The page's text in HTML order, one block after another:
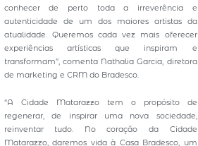
conhecer de perto toda a irreverência e
autenticidade de um dos maiores artistas da
atualidade. Queremos cada vez mais oferecer
experiências artísticas que inspiram e
transformam”, comenta Nathalia Garcia, diretora
de marketing e CRM do Bradesco.
“A Cidade Matarazzo tem o propósito de
regenerar, de inspirar uma nova sociedade,
reinventar tudo. No coração da Cidade
Matarazzo, daremos vida à Casa Bradesco, um